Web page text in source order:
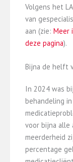
Volgens het
van
aan (zie: Meer
deze pagina).
Bijna de helft
In 2024 was
behandeling
voor bijna alle
meerderheid
percentage